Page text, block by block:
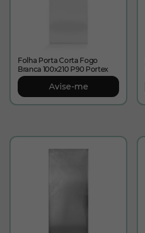
Folha Porta Corta Fogo
Branca 100x210 P90 Portex
Avise-me